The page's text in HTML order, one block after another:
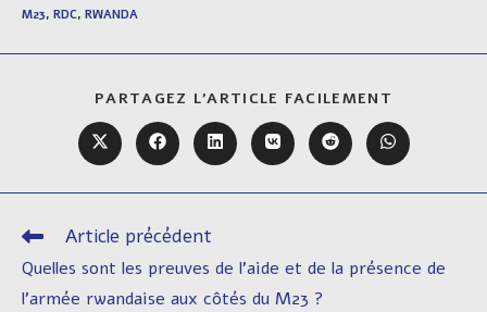
M23, RDC, RWANDA
PARTAGEZ L'ARTICLE FACILEMENT
CE
CONTENU
Ouvrir
dans
autre
Ouvrir
dans
autre
Ouvrir
dans
autre
Ouvrir
dans
autre
Ouvrir
dans
autre
Ouvrir
dans
autre
Read
articles
Article précédent
Quelles sont les preuves de l’aide et de la présence de
l’armée rwandaise aux côtés du M23 ?